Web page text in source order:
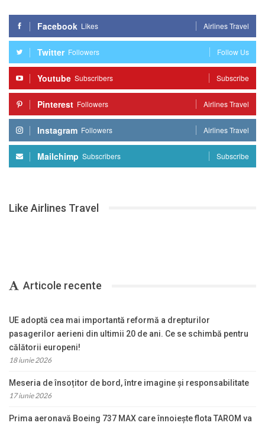
Facebook Likes Airlines Travel
Twitter Followers Follow Us
Youtube Subscribers Subscribe
Pinterest Followers Airlines Travel
Instagram Followers Airlines Travel
Mailchimp Subscribers Subscribe
Like Airlines Travel
Articole recente
UE adoptă cea mai importantă reformă a drepturilor
pasagerilor aerieni din ultimii 20 de ani. Ce se schimbă pentru
călătorii europeni!
18 iunie 2026
Meseria de însoțitor de bord, între imagine și responsabilitate
17 iunie 2026
Prima aeronavă Boeing 737 MAX care înnoiește flota TAROM va